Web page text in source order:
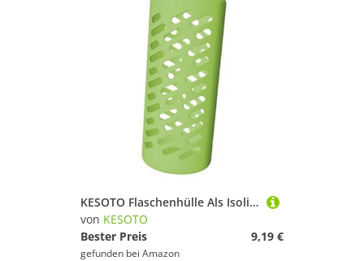
KESOTO Flaschenhülle Als Isolierhülle Und Silikonschutz für Trinkflaschen Als Becherhülle mit Isolierenden Eigenschaften für Festen Halt Und Schutz vor Stöß, 18 Unzen
von KESOTO
Bester Preis
9,19 €
gefunden bei Amazon